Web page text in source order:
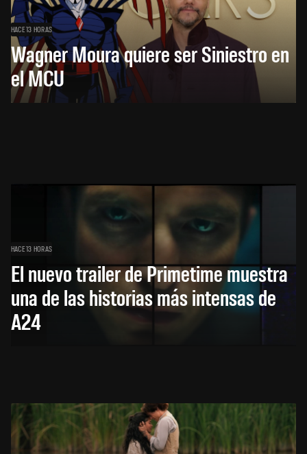
HACE 13 HORAS
Wagner Moura quiere ser Siniestro en
el MCU
HACE 13 HORAS
El nuevo trailer de Primetime muestra
una de las historias más intensas de
A24